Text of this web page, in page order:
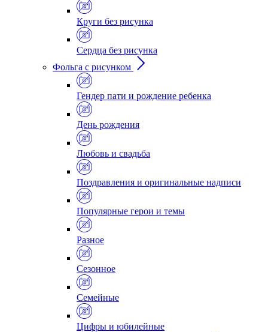
Круги без рисунка
Сердца без рисунка
Фольга с рисунком
Гендер пати и рождение ребенка
День рождения
Любовь и свадьба
Поздравления и оригинальные надписи
Популярные герои и темы
Разное
Сезонное
Семейные
Цифры и юбилейные